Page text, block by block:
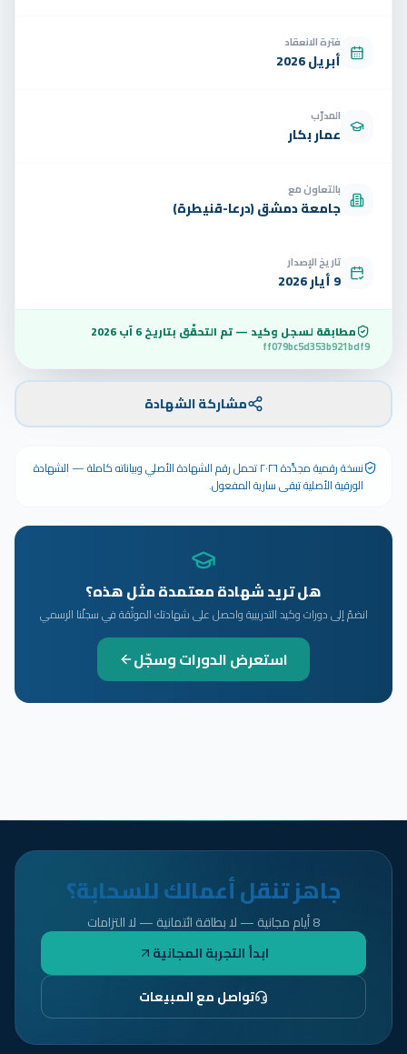
فترة الانعقاد
أبريل 2026
المدرّب
عمار بكار
بالتعاون مع
جامعة دمشق (درعا-قنيطرة)
تاريخ الإصدار
9 أيار 2026
مطابقة لسجل وكيد — تم التحقّق بتاريخ6 آب 2026
ff079bc5d353b921bdf9
مشاركة الشهادة
نسخة رقمية مجدَّدة ٢٠٢٦ تحمل رقم الشهادة الأصلي وبياناته كاملة — الشهادة
الورقية الأصلية تبقى سارية المفعول.
هل تريد شهادة معتمدة مثل هذه؟
انضمّ إلى دورات وكيد التدريبية واحصل على شهادتك الموثّقة في سجلّنا الرسمي
استعرض الدورات وسجّل
جاهز تنقل أعمالك للسحابة؟
8 أيام مجانية — لا بطاقة ائتمانية — لا التزامات
ابدأ التجربة المجانية
تواصل مع المبيعات